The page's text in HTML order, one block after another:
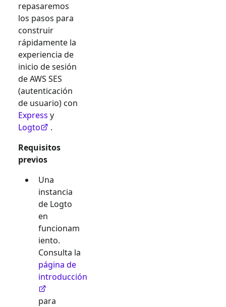
repasaremos
los pasos para
construir
rápidamente la
experiencia de
inicio de sesión
deAWS SES
(autenticación
de usuario) con
Express y
Logto
.
Requisitos
previos
Una
instancia
de Logto
en
funcionam
iento.
Consulta la
página de
introducción
para